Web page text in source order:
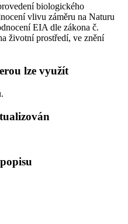
biologického
vlivu záměru na Naturu
EIA dle zákona č.
životní prostředí, ve znění
lze využít